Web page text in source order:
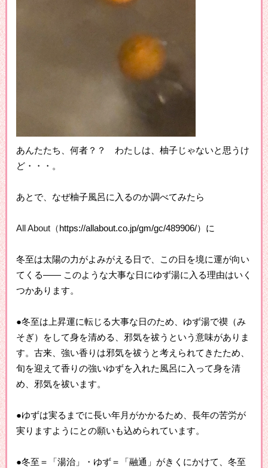
あんたたち、何者？？ わたしは、柚子じゃないと思うけ
ど・・・。
あとで、なぜ柚子風呂に入るのか調べてみたら
All About（ https://allabout.co.jp/gm/gc/489906/）に
冬至は太陽の力がよみがえる日で、この日を境に運が向い
てくる―― このような大事な日にゆず湯に入る理由はいく
つかあります。
●冬至は上昇運に転じる大事な日のため、ゆず湯で禊（み
そぎ）をして身を清める、邪気を祓うという意味がありま
す。古来、強い香りは邪気を祓うと考えられてきたため、
旬を迎えて香りの強いゆずを入れた風呂に入って身を清
め、邪気を祓います。
●ゆずは実るまでに長い年月がかかるため、長年の苦労が
実りますようにとの願いも込められています。
●冬至＝「湯治」・ゆず＝「融通」がきくにかけて、冬至